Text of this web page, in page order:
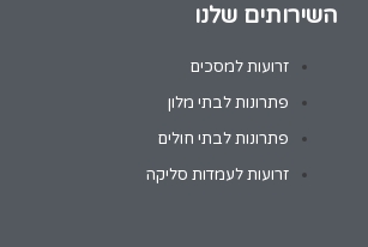
השירותים שלנו
זרועות למסכים
פתרונות לבתי מלון
פתרונות לבתי חולים
זרועות לעמדות סליקה